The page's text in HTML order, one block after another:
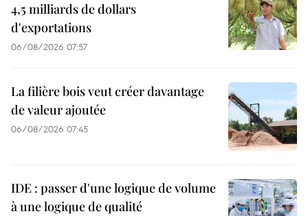
4,5 milliards de dollars
d'exportations
06/08/2026 07:57
La filière bois veut créer davantage
de valeur ajoutée
06/08/2026 07:45
IDE : passer d'une logique de volume
à une logique de qualité